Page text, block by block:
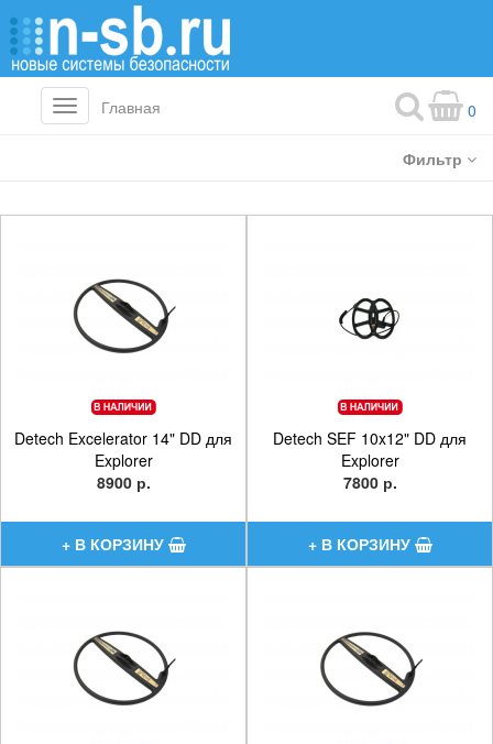
Toggle
navigation
Главная 0
Фильтр
Detech Excelerator 14" DD для
Explorer
8900 р.
Detech SEF 10x12" DD для
Explorer
7800 р.